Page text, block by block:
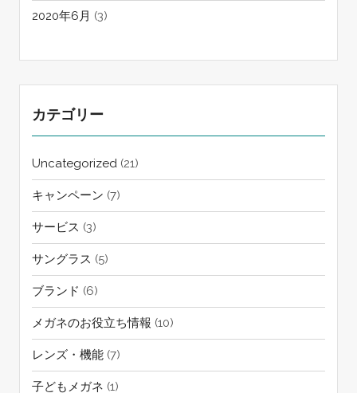
2020年6月 (3)
カテゴリー
Uncategorized(21)
キャンペーン (7)
サービス (3)
サングラス (5)
ブランド (6)
メガネのお役立ち情報 (10)
レンズ・機能(7)
子どもメガネ (1)